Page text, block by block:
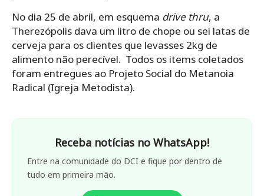
No dia 25 de abril, em esquema drive thru, a
Therezópolis dava um litro de chope ou sei latas de
cerveja para os clientes que levasses 2kg de
alimento não perecível. Todos os items coletados
foram entregues ao Projeto Social do Metanoia
Radical (Igreja Metodista).
Receba notícias no WhatsApp!
Entre na comunidade do DCI e fique por dentro de
tudo em primeira mão.